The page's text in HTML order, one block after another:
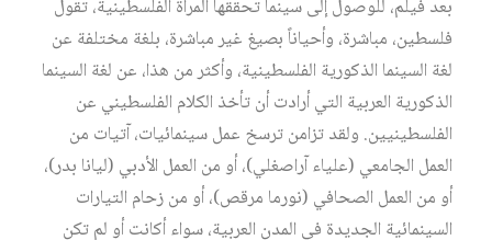
بعد فيلم، للوصول إلى سينما تحققها المرأة الفلسطينية، تقول
فلسطين، مباشرة، وأحياناً بصيغ غير مباشرة، بلغة مختلفة عن
لغة السينما الذكورية الفلسطينية، وأكثر من هذا، عن لغة السينما
الذكورية العربية التي أرادت أن تأخذ الكلام الفلسطيني عن
الفلسطينيين. ولقد تزامن ترسخ عمل سينمائيات، آتيات من
العمل الجامعي (علياء آراصغلي)، أو من العمل الأدبي (ليانا بدر)،
أو من العمل الصحافي (نورما مرقص)، أو من زحام التيارات
السينمائية الجديدة في المدن العربية، سواء أكانت أو لم تكن